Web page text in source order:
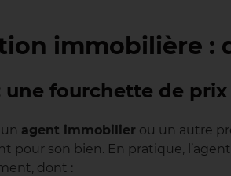
immobilière :
fourchette de
agent immobilier ou un autre
son bien. En pratique,
dont :